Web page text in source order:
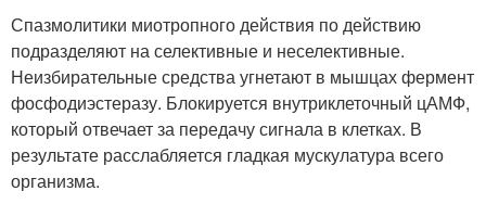
Спазмолитики миотропного действия по действию
подразделяют на селективные и неселективные.
Неизбирательные средства угнетают в мышцах фермент
фосфодиэстеразу. Блокируется внутриклеточный цАМФ,
который отвечает за передачу сигнала в клетках. В
результате расслабляется гладкая мускулатура всего
организма.